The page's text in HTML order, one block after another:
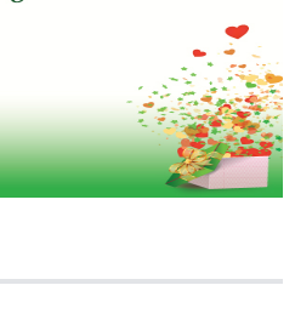
Yên: Cập nhật chính sách thuế mới